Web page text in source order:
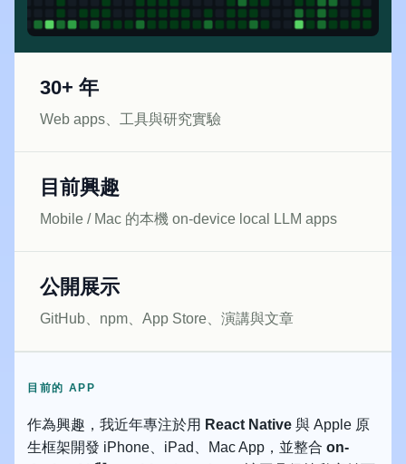
30+ 年
Web apps、工具與研究實驗
目前興趣
Mobile / Mac 的本機 on-device local LLM apps
公開展示
GitHub、npm、App Store、演講與文章
目前的 APP
作為興趣，我近年專注於用 React Native 與 Apple 原
生框架開發 iPhone、iPad、Mac App，並整合on-